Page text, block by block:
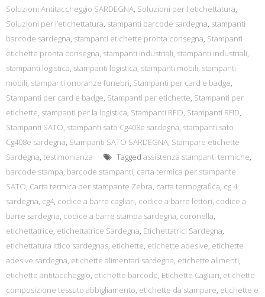
Soluzioni Antitaccheggio SARDEGNA, Soluzioni per l'etichettatura,
Soluzioni per l’etichettatura, stampanti barcode sardegna, stampanti
barcode sardegna, stampanti etichette pronta consegna, Stampanti
etichette pronta consegna, stampanti industriali, stampanti industriali,
stampanti logistica, stampanti logistica, stampanti mobili, stampanti
mobili, stampanti onoranze funebri, Stampanti per card e badge,
Stampanti per card e badge, Stampanti per etichette, Stampanti per
etichette, stampanti per la logistica, Stampanti RFID, Stampanti RFID,
Stampanti SATO, stampanti sato Cg408e sardegna, stampanti sato
Cg408e sardegna, Stampanti SATO SARDEGNA, Stampare etichette
Sardegna, testimonianza Tagged assistenza stampanti termiche,
barcode stampa, barcode stampanti, carta termica per stampante
SATO, Carta termica per stampante Zebra, carta termografica, cg 4
sardegna, cg4, codice a barre cagliari, codice a barre lettori, codice a
barre sardegna, codice a barre stampa sardegna, coronella,
etichettatrice, etichettatrice Sardegna, Etichettatrici Sardegna,
etichettatura ittico sardegnas, etichette, etichette adesive, etichette
adesive sardegna, etichette alimentari sardegna, etichette alimenti,
etichette antitaccheggio, etichette barcode, Etichette Cagliari, etichette
composizione tessuto abbigliamento, etichette da stampare, etichette e